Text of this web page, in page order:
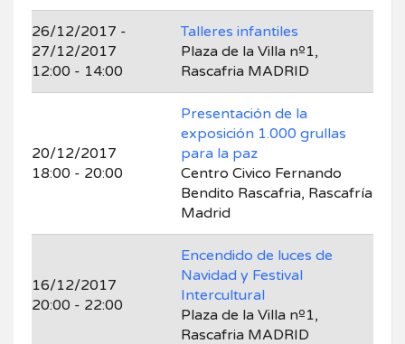
26/12/2017 -
27/12/2017
12:00 - 14:00
Talleres infantiles
Plaza de la Villa nº1,
Rascafria MADRID
20/12/2017
18:00 - 20:00
Presentación de la
exposición 1.000 grullas
para la paz
Centro Civico Fernando
Bendito Rascafria, Rascafría
Madrid
16/12/2017
20:00 - 22:00
Encendido de luces de
Navidad y Festival
Intercultural
Plaza de la Villa nº1,
Rascafria MADRID